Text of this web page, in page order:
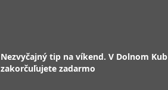
Nezvyčajný tip na víkend. V Dolnom
zakorčuľujete zadarmo